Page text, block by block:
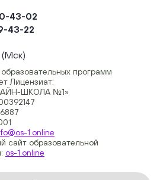
43-02
43-22
(Мск)
программ
Лицензиат:
ШКОЛА №1»
1.online
сайт образовательной
os-1.online